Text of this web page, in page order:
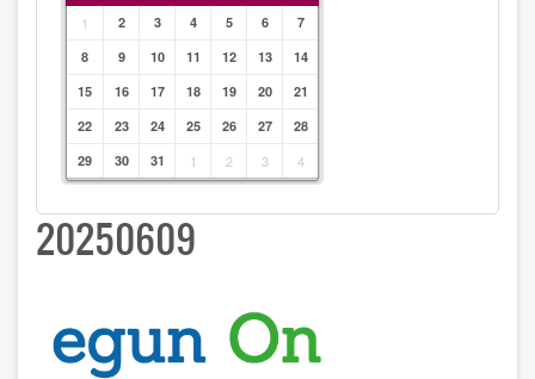
1 2 3 4 5 6
7
8
9 10 11 12 13
14
15
16 17 18 19 20
21
22
23 24 25 26 27
28
29
30 31 1 2 3 4
20250609